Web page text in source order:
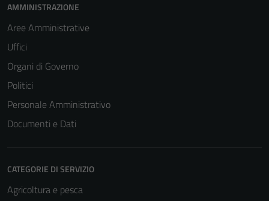
AMMINISTRAZIONE
Aree Amministrative
Uffici
Organi di Governo
Politici
Personale Amministrativo
Documenti e Dati
CATEGORIE DI SERVIZIO
Agricoltura e pesca